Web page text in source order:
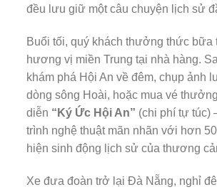
đều lưu giữ một câu chuyện lịch sử
Buổi tối, quý khách thưởng thức bữa
hương vị miền Trung tại nhà hàng.
khám phá Hội An về đêm, chụp ảnh
dòng sông Hoài, hoặc mua vé
diễn “Ký Ức Hội An” (chi phí tự túc)
trình nghệ thuật mãn nhãn với hơn
hiện sinh động lịch sử của thương
Xe đưa đoàn trở lại Đà Nẵng, nghỉ